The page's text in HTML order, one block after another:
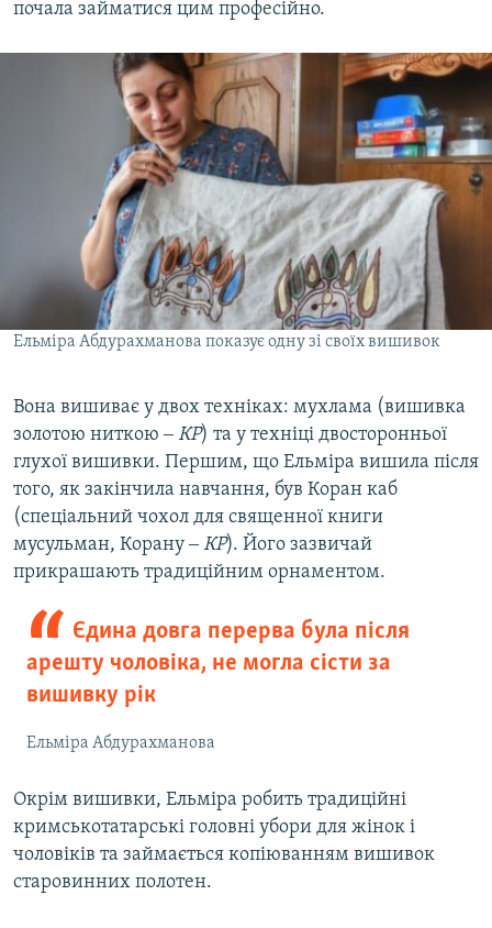
почала займатися цим професійно.
Ельміра Абдурахманова показує одну зі своїх вишивок
Вона вишиває у двох техніках: мухлама (вишивка
золотою ниткою ‒КР) та у техніці двосторонньої
глухої вишивки. Першим, що Ельміра вишила після
того, як закінчила навчання, був Коран каб
(спеціальний чохол для священної книги
мусульман, Корану ‒КР). Його зазвичай
прикрашають традиційним орнаментом.
Єдина довга перерва була після
арешту чоловіка, не могла сісти за
вишивку рік
Ельміра Абдурахманова
Окрім вишивки, Ельміра робить традиційні
кримськотатарські головні убори для жінок і
чоловіків та займається копіюванням вишивок
старовинних полотен.